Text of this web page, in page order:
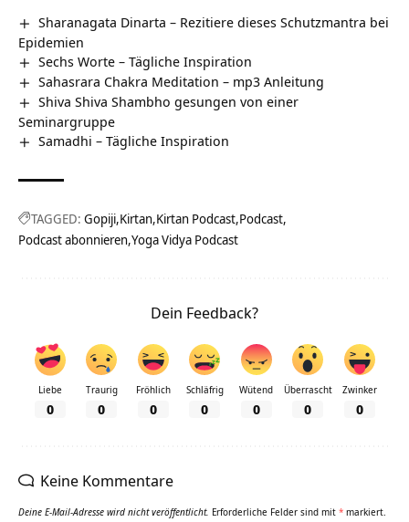
Sharanagata Dinarta – Rezitiere dieses Schutzmantra bei
Epidemien
Sechs Worte – Tägliche Inspiration
Sahasrara Chakra Meditation – mp3 Anleitung
Shiva Shiva Shambho gesungen von einer
Seminargruppe
Samadhi – Tägliche Inspiration
TAGGED: Gopiji Kirtan Kirtan Podcast Podcast
Podcast abonnieren Yoga Vidya Podcast
Dein Feedback?
Liebe
0
Traurig
0
Fröhlich
0
Schläfrig
0
Wütend
0
Überrascht
0
Zwinker
0
Keine Kommentare
Deine E-Mail-Adresse wird nicht veröffentlicht. Erforderliche Felder sind mit * markiert.